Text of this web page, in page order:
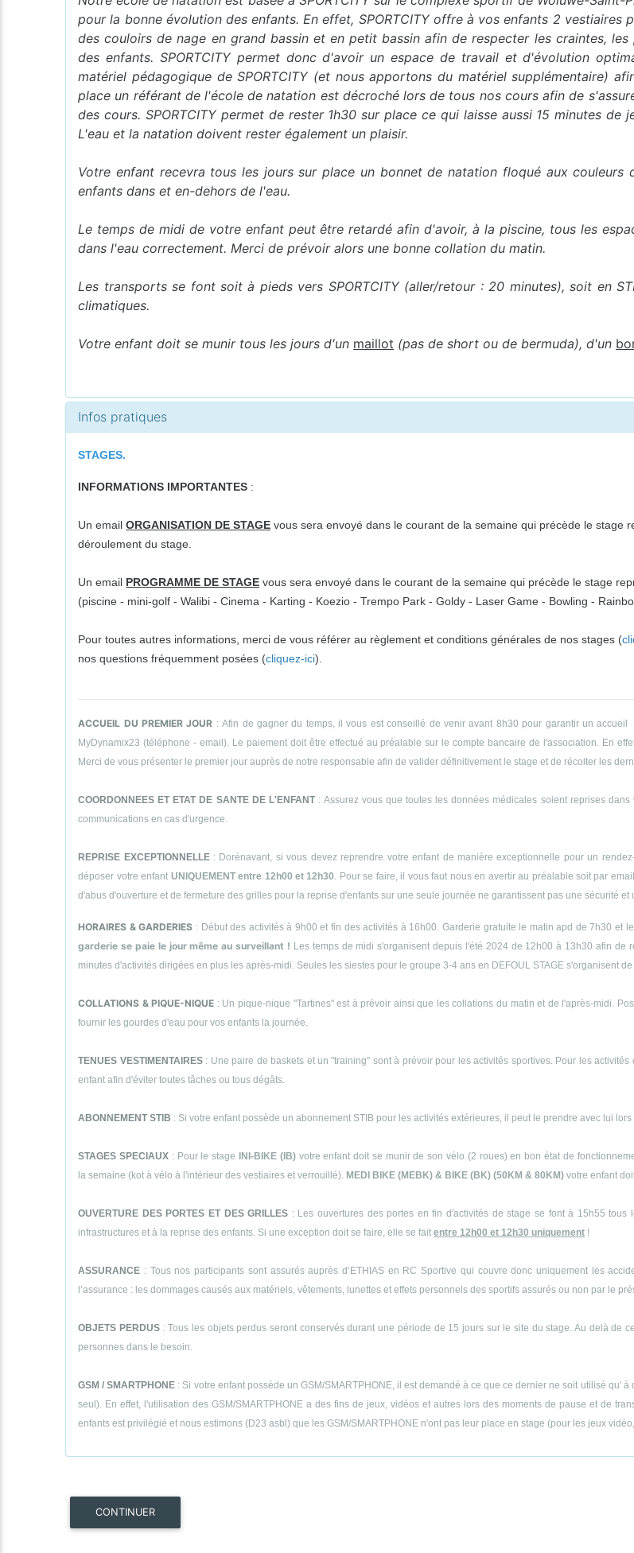
pour la bonne évolution des enfants. En effet, SPORTCITY offre à vos enfants 2
des couloirs de nage en grand bassin et en petit bassin afin de respecter les craintes,
des enfants. SPORTCITY permet donc d'avoir un espace de travail et d'évolution
matériel pédagogique de SPORTCITY (et nous apportons du matériel supplémentaire)
place un référant de l'école de natation est décroché lors de tous nos cours afin de
des cours. SPORTCITY permet de rester 1h30 sur place ce qui laisse aussi 15 minutes
L'eau et la natation doivent rester également un plaisir.
Votre enfant recevra tous les jours sur place un bonnet de natation floqué aux
enfants dans et en-dehors de l'eau.
Le temps de midi de votre enfant peut être retardé afin d'avoir, à la piscine, tous les
dans l'eau correctement. Merci de prévoir alors une bonne collation du matin.
Les transports se font soit à pieds vers SPORTCITY (aller/retour : 20 minutes), soit en
climatiques.
Votre enfant doit se munir tous les jours d'un maillot (pas de short ou de bermuda), d'un
Infos pratiques
STAGES.
INFORMATIONS IMPORTANTES :
Un emailORGANISATION DE STAGE vous sera envoyé dans le courant de la semaine qui précède le stage
déroulement du stage.
Un email PROGRAMME DE STAGE vous sera envoyé dans le courant de la semaine qui précède le stage
(piscine - mini-golf - Walibi - Cinema - Karting - Koezio - Trempo Park - Goldy - Laser Game - Bowling -
Pour toutes autres informations, merci de vous référer au règlement et conditions générales de nos stages (
nos questions fréquemment posées (cliquez-ici).
ACCUEIL DU PREMIER JOUR : Afin de gagner du temps, il vous est conseillé de venir avant 8h30 pour garantir un
MyDynamix23 (téléphone - email). Le paiement doit être effectué au préalable sur le compte bancaire de l'association. En
Merci de vous présenter le premier jour auprès de notre responsable afin de valider définitivement le stage et de récolter les
COORDONNEES ET ETAT DE SANTE DE L'ENFANT: Assurez vous que toutes les données médicales soient reprises
communications en cas d'urgence.
REPRISE EXCEPTIONNELLE: Dorénavant, si vous devez reprendre votre enfant de manière exceptionnelle pour un
déposer votre enfant UNIQUEMENT entre 12h00 et 12h30
. Pour se faire, il vous faut nous en avertir au préalable soit par
d'abus d'ouverture et de fermeture des grilles pour la reprise d'enfants sur une seule journée ne garantissent pas une sécurité
HORAIRES & GARDERIES : Début des activités à 9h00 et fin des activités à 16h00. Garderie gratuite le matin apd de 7h30 et
garderie se paie le jour même au surveillant ! Les temps de midi s'organisent depuis l'été 2024 de 12h00 à 13h30 afin
minutes d'activités dirigées en plus les après-midi. Seules les siestes pour le groupe 3-4 ans en DEFOUL STAGE s'organisent
COLLATIONS & PIQUE-NIQUE : Un pique-nique "Tartines" est à prévoir ainsi que les collations du matin et de l'après-midi.
fournir les gourdes d'eau pour vos enfants la journée.
TENUES VESTIMENTAIRES: Une paire de baskets et un "training" sont à prévoir pour les activités sportives. Pour les
enfant afin d'éviter toutes tâches ou tous dégâts.
ABONNEMENT STIB : Si votre enfant possède un abonnement STIB pour les activités extérieures, il peut le prendre avec lui lors
STAGES SPECIAUX: Pour le stage INI-BIKE (IB)votre enfant doit se munir de son vélo (2 roues) en bon état de
la semaine (kot à vélo à l'intérieur des vestiaires et verrouillé). MEDI BIKE (MEBK) & BIKE (BK) (50KM & 80KM)votre enfant
OUVERTURE DES PORTES ET DES GRILLES : Les ouvertures des portes en fin d'activités de stage se font à 15h55
infrastructures et à la reprise des enfants. Si une exception doit se faire, elle se faitentre 12h00 et 12h30 uniquement !
ASSURANCE : Tous nos participants sont assurés auprès d’ETHIAS en RC Sportive qui couvre donc uniquement les
l’assurance : les dommages causés aux matériels, vêtements, lunettes et effets personnels des sportifs assurés ou non par le
OBJETS PERDUS: Tous les objets perdus seront conservés durant une période de 15 jours sur le site du stage. Au delà de
personnes dans le besoin.
GSM / SMARTPHONE : Si votre enfant possède un GSM/SMARTPHONE, il est demandé à ce que ce dernier ne soit utilisé qu'
seul). En effet, l'utilisation des GSM/SMARTPHONE a des fins de jeux, vidéos et autres lors des moments de pause et de
enfants est privilégié et nous estimons (D23 asbl) que les GSM/SMARTPHONE n'ont pas leur place en stage (pour les jeux
CONTINUER